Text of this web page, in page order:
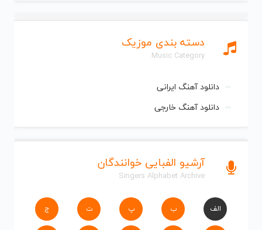
دسته بندی موزیک
Music Category
دانلود آهنگ ایرانی
دانلود آهنگ خارجی
آرشیو الفبایی خوانندگان
Singers Alphabet Archive
الف ب پ ت ج